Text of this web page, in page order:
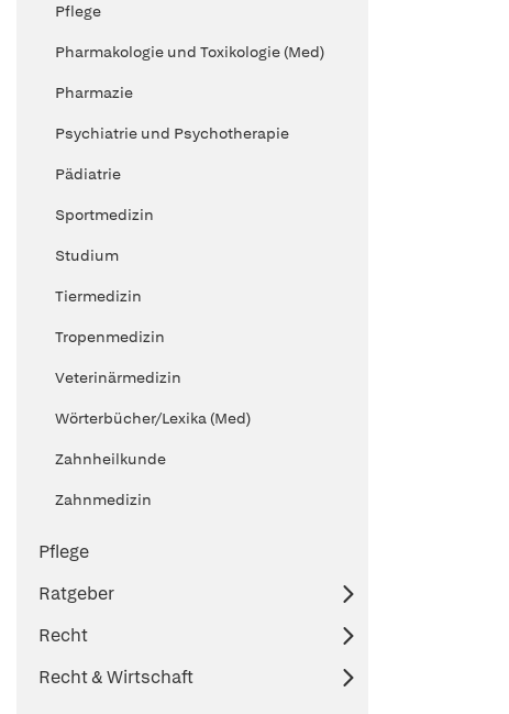
Pflege
Pharmakologie und Toxikologie (Med)
Pharmazie
Psychiatrie und Psychotherapie
Pädiatrie
Sportmedizin
Studium
Tiermedizin
Tropenmedizin
Veterinärmedizin
Wörterbücher/Lexika (Med)
Zahnheilkunde
Zahnmedizin
Pflege
Ratgeber
Recht
Recht & Wirtschaft